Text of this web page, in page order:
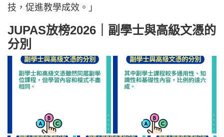
技，促進教學成效。」
JUPAS放榜2026｜副學士與高級文憑的
分別